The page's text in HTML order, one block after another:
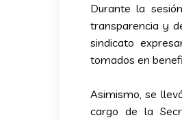
Durante la
transparencia y
sindicato
tomados en
Asimismo, se
cargo de la